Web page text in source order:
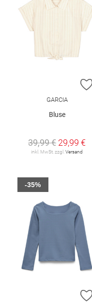
GARCIA
Bluse
39,99 € 29,99 €
inkl. MwSt. zzgl. Versand
-35%